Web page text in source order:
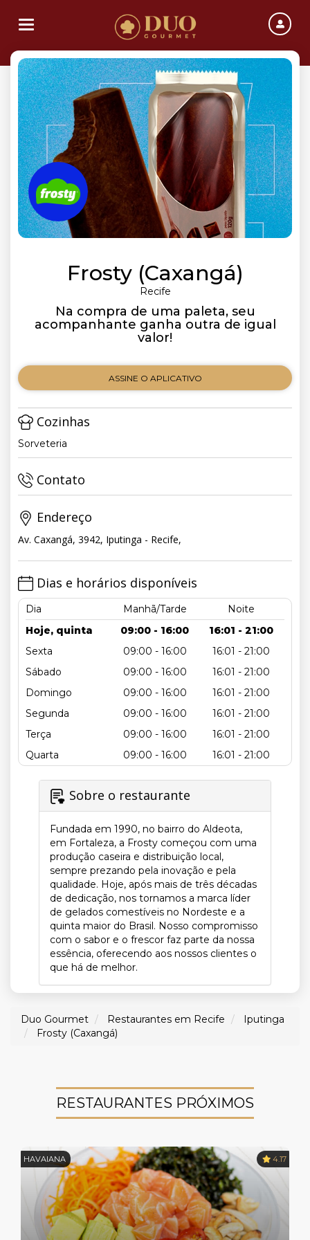
Toggle navigation
Frosty (Caxangá)
Recife
Na compra de uma paleta, seu
acompanhante ganha outra de igual
valor!
ASSINE O APLICATIVO
Cozinhas
Sorveteria
Contato
Endereço
Av. Caxangá, 3942, Iputinga - Recife,
Dias e horários disponíveis
Dia Manhã/Tarde
Noite
Hoje, quinta
09:00 - 16:00
16:01 - 21:00
Sexta
09:00 - 16:00
16:01 - 21:00
Sábado
09:00 - 16:00
16:01 - 21:00
Domingo
09:00 - 16:00
16:01 - 21:00
Segunda
09:00 - 16:00
16:01 - 21:00
Terça
09:00 - 16:00
16:01 - 21:00
Quarta
09:00 - 16:00 16:01 - 21:00
Sobre o restaurante
Fundada em 1990, no bairro do Aldeota,
em Fortaleza, a Frosty começou com uma
produção caseira e distribuição local,
sempre prezando pela inovação e pela
qualidade. Hoje, após mais de três décadas
de dedicação, nos tornamos a marca líder
de gelados comestíveis no Nordeste e a
quinta maior do Brasil. Nosso compromisso
com o sabor e o frescor faz parte da nossa
essência, oferecendo aos nossos clientes o
que há de melhor.
Duo Gourmet Restaurantes em Recife
Iputinga
Frosty (Caxangá)
RESTAURANTES PRÓXIMOS
HAVAIANA 4.17